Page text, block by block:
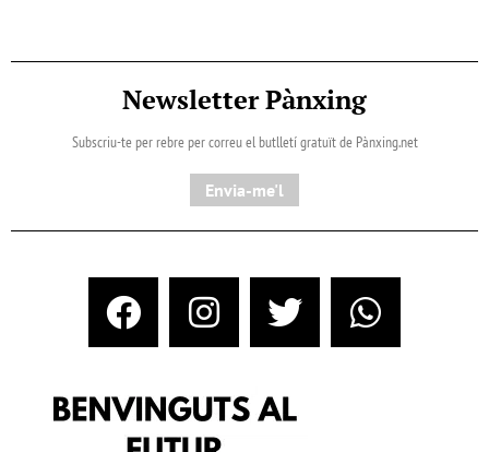
Newsletter Pànxing
Subscriu-te per rebre per correu el butlletí gratuït de Pànxing.net​
Envia-me'l